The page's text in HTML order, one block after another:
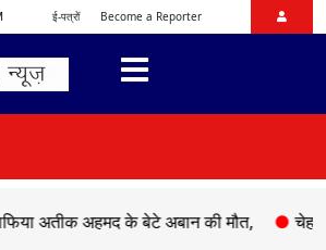
ई-पत्रों Become a Reporter
अहमद के बेटे अबान की मौत, ●चेहल्लुम पर